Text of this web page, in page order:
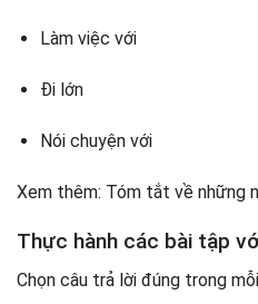
Làm việc với
Đi lớn
Nói chuyện với
Xem thêm: Tóm tắt về những
Thực hành các bài tập
Chọn câu trả lời đúng trong